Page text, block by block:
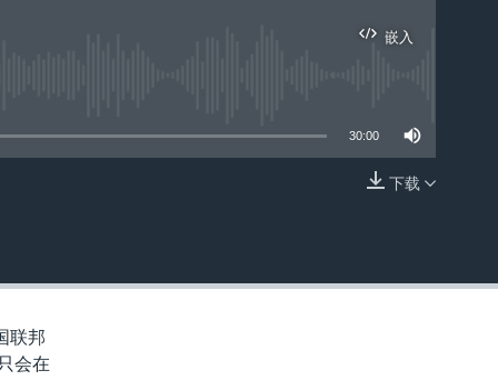
嵌入
30:00
下载
联邦
会在